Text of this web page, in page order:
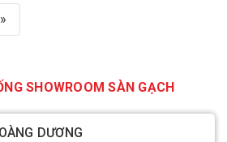
»
SHOWROOM SÀN GẠCH
DƯƠNG